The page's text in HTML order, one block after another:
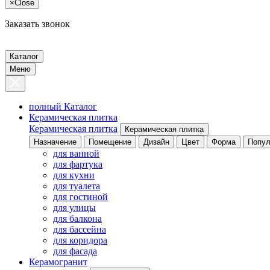
×Close
Заказать звонок
Каталог
Меню
полный Каталог
Керамическая плитка
Керамическая плитка
Керамическая плитка
Назначение
Помещение Дизайн Цвет Форма
для ванной
для фартука
для кухни
для туалета
для гостиной
для улицы
для балкона
для бассейна
для коридора
для фасада
Керамогранит